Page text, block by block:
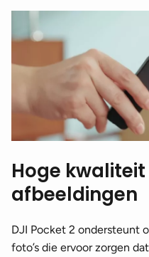
Hoge kwaliteit
afbeeldingen
DJI Pocket 2 ondersteunt
foto’s die ervoor zorgen